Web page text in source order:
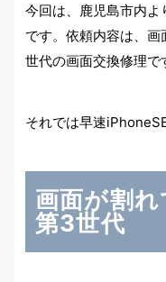
今回は、鹿児島市内
です。依頼内容は、
世代の画面交換修理で
それでは早速
画面が割
第3世代